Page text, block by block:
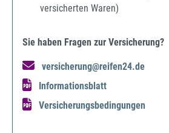
versicherten Waren)
Sie haben Fragen zur Versicherung?
versicherung@reifen24.de
Informationsblatt
Versicherungsbedingungen